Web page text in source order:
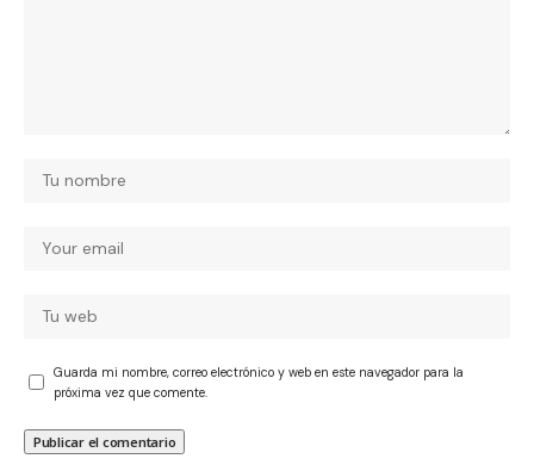
Guarda mi nombre, correo electrónico y web en este navegador para la
próxima vez que comente.